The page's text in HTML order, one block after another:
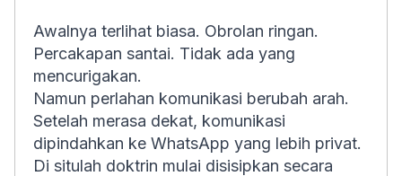
Awalnya terlihat biasa. Obrolan ringan.
Percakapan santai. Tidak ada yang
mencurigakan.
Namun perlahan komunikasi berubah arah.
Setelah merasa dekat, komunikasi
dipindahkan ke WhatsApp yang lebih privat.
Di situlah doktrin mulai disisipkan secara